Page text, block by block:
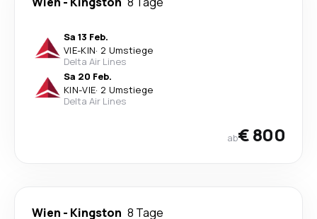
Sa 13 Feb.
VIE-KIN· 2 Umstiege
Delta Air Lines
Sa 20 Feb.
KIN-VIE· 2 Umstiege
Delta Air Lines
ab€ 800
Wien - Kingston 8 Tage